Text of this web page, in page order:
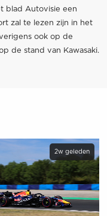
blad Autovisie een
zal te lezen zijn in het
ook op de
de stand van Kawasaki.
2w geleden